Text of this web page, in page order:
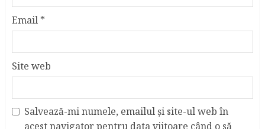
Email *
Site web
Salvează-mi numele, emailul și site-ul web în
acest navigator pentru data viitoare când o să